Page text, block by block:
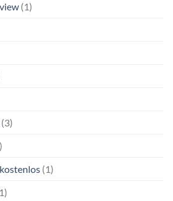
(1)
(3)
(1)